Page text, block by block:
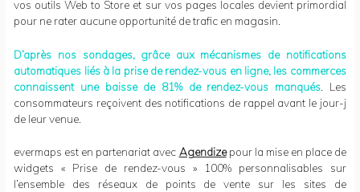
vos outils Web to Store et sur vos pages locales devient primordial
pour ne rater aucune opportunité de trafic en magasin.
D’après nos sondages, grâce aux mécanismes de notifications
automatiques liés à la prise de rendez-vous en ligne, les commerces
connaissent une baisse de 81% de rendez-vous manqués. Les
consommateurs reçoivent des notifications de rappel avant le jour-j
de leur venue.
evermaps est en partenariat avec Agendizepour la mise en place de
widgets « Prise de rendez-vous » 100% personnalisables sur
l’ensemble des réseaux de points de vente sur les sites de